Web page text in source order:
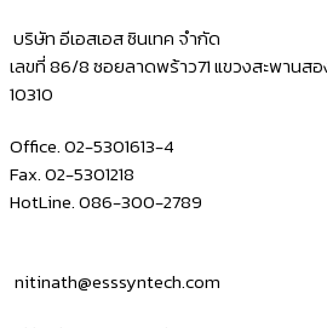
บริษัท อีเอสเอส ซินเทค จำกัด
เลขที่ 86/8 ซอยลาดพร้าว71 แขวงสะพานส
10310
Office. 02-5301613-4
Fax. 02-5301218
HotLine. 086-300-2789
nitinath@esssyntech.com